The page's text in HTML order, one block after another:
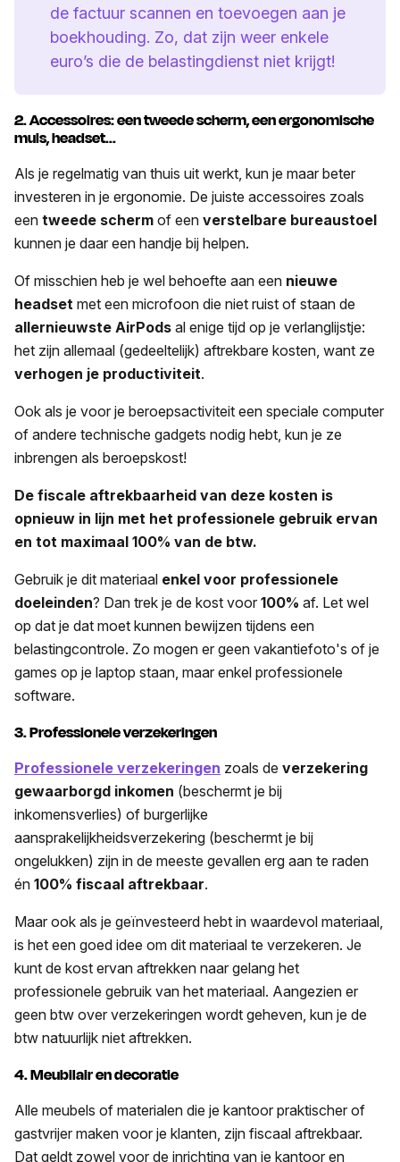
de factuur scannen en toevoegen aan je
boekhouding. Zo, dat zijn weer enkele
euro’s die de belastingdienst niet krijgt!
2. Accessoires: een tweede scherm, een ergonomische
muis, headset...
Als je regelmatig van thuis uit werkt, kun je maar beter
investeren in je ergonomie. De juiste accessoires zoals
een tweede scherm of een verstelbare bureaustoel
kunnen je daar een handje bij helpen.
Of misschien heb je wel behoefte aan een nieuwe
headset met een microfoon die niet ruist of staan de
allernieuwste AirPods al enige tijd op je verlanglijstje:
het zijn allemaal (gedeeltelijk) aftrekbare kosten, want ze
verhogen je productiviteit.
Ook als je voor je beroepsactiviteit een speciale computer
of andere technische gadgets nodig hebt, kun je ze
inbrengen als beroepskost!
De fiscale aftrekbaarheid van deze kosten is
opnieuw in lijn met het professionele gebruik ervan
en tot maximaal 100% van de btw.
Gebruik je dit materiaal enkel voor professionele
doeleinden? Dan trek je de kost voor 100% af. Let wel
op dat je dat moet kunnen bewijzen tijdens een
belastingcontrole. Zo mogen er geen vakantiefoto's of je
games op je laptop staan, maar enkel professionele
software.
3. Professionele verzekeringen
Professionele verzekeringen zoals de verzekering
gewaarborgd inkomen (beschermt je bij
inkomensverlies) of burgerlijke
aansprakelijkheidsverzekering (beschermt je bij
ongelukken) zijn in de meeste gevallen erg aan te raden
én 100% fiscaal aftrekbaar.
Maar ook als je geïnvesteerd hebt in waardevol materiaal,
is het een goed idee om dit materiaal te verzekeren. Je
kunt de kost ervan aftrekken naar gelang het
professionele gebruik van het materiaal. Aangezien er
geen btw over verzekeringen wordt geheven, kun je de
btw natuurlijk niet aftrekken.
4. Meubilair en decoratie
Alle meubels of materialen die je kantoor praktischer of
gastvrijer maken voor je klanten, zijn fiscaal aftrekbaar.
Dat geldt zowel voor de inrichting van je kantoor en